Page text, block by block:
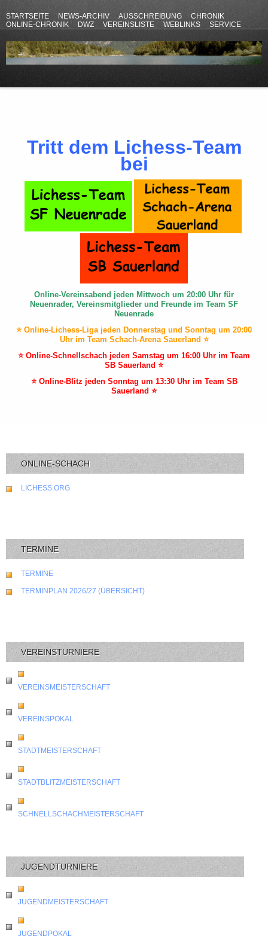
STARTSEITE NEWS-ARCHIV AUSSCHREIBUNG
CHRONIK
ONLINE-CHRONIK
DWZ VEREINSLISTE WEBLINKS
SERVICE
Tritt dem Lichess-Team
bei
Online-Vereinsabend jeden Mittwoch um 20:00 Uhr für
Neuenrader, Vereinsmitglieder und Freunde im Team SF
Neuenrade
⭐ Online-Lichess-Liga jeden Donnerstag und Sonntag um 20:00
Uhr im Team Schach-Arena Sauerland ⭐
⭐ Online-Schnellschach jeden Samstag um 16:00 Uhr im Team
SB Sauerland ⭐
⭐ Online-Blitz jeden Sonntag um 13:30 Uhr im Team SB
Sauerland ⭐
ONLINE-SCHACH
LICHESS.ORG
TERMINE
TERMINE
TERMINPLAN 2026/27 (ÜBERSICHT)
VEREINSTURNIERE
VEREINSMEISTERSCHAFT
VEREINSPOKAL
STADTMEISTERSCHAFT
STADTBLITZMEISTERSCHAFT
SCHNELLSCHACHMEISTERSCHAFT
JUGENDTURNIERE
JUGENDMEISTERSCHAFT
JUGENDPOKAL